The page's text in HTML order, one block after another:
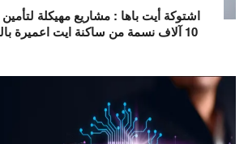
اشتوكة أيت باها : مشاريع مهيكلة لتأمين
10 آلاف نسمة من ساكنة ايت اعميرة بالماء الشروب.